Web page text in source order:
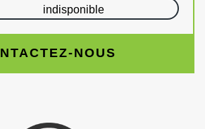
indisponible
NOUS